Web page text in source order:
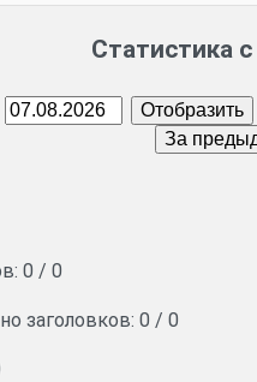
Статистика
0 / 0
заголовков: 0 / 0